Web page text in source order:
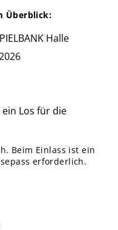
Überblick:
Halle
ein Los für die
Beim Einlass ist ein
erforderlich.